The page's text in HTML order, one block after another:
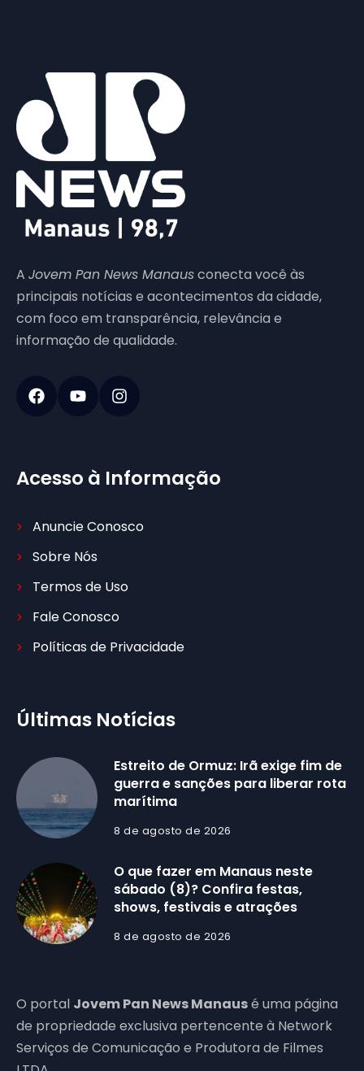
A Jovem Pan News Manausconecta você às
principais notícias e acontecimentos da cidade,
com foco em transparência, relevância e
informação de qualidade.
Acesso à Informação
Anuncie Conosco
Sobre Nós
Termos de Uso
Fale Conosco
Políticas de Privacidade
Últimas Notícias
Estreito de Ormuz: Irã exige fim de
guerra e sanções para liberar rota
marítima
8 de agosto de 2026
O que fazer em Manaus neste
sábado (8)? Confira festas,
shows, festivais e atrações
8 de agosto de 2026
O portal Jovem Pan News Manausé uma página
de propriedade exclusiva pertencente à Network
Serviços de Comunicação e Produtora de Filmes